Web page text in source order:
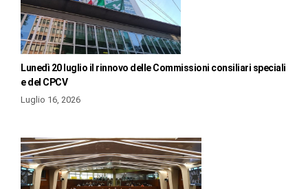
Lunedì 20 luglio il rinnovo delle Commissioni consiliari speciali
e del CPCV
Luglio 16, 2026